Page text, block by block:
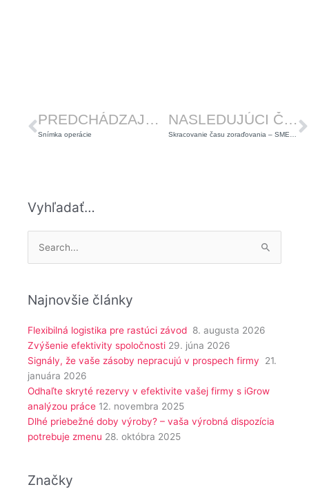
PREDCHÁDZAJÚCI ČLÁNOK
Snímka operácie
NASLEDUJÚCI ČLÁNOK
Skracovanie času zoraďovania – SMED v TN Slovakia
Vyhľadať…
Vyhľadať:
Najnovšie články
Flexibilná logistika pre rastúci závod 8. augusta 2026
Zvýšenie efektivity spoločnosti 29. júna 2026
Signály, že vaše zásoby nepracujú v prospech firmy
21.
januára 2026
Odhaľte skryté rezervy v efektivite vašej firmy s iGrow
analýzou práce 12. novembra 2025
Dlhé priebežné doby výroby? – vaša výrobná dispozícia
potrebuje zmenu 28. októbra 2025
Značky